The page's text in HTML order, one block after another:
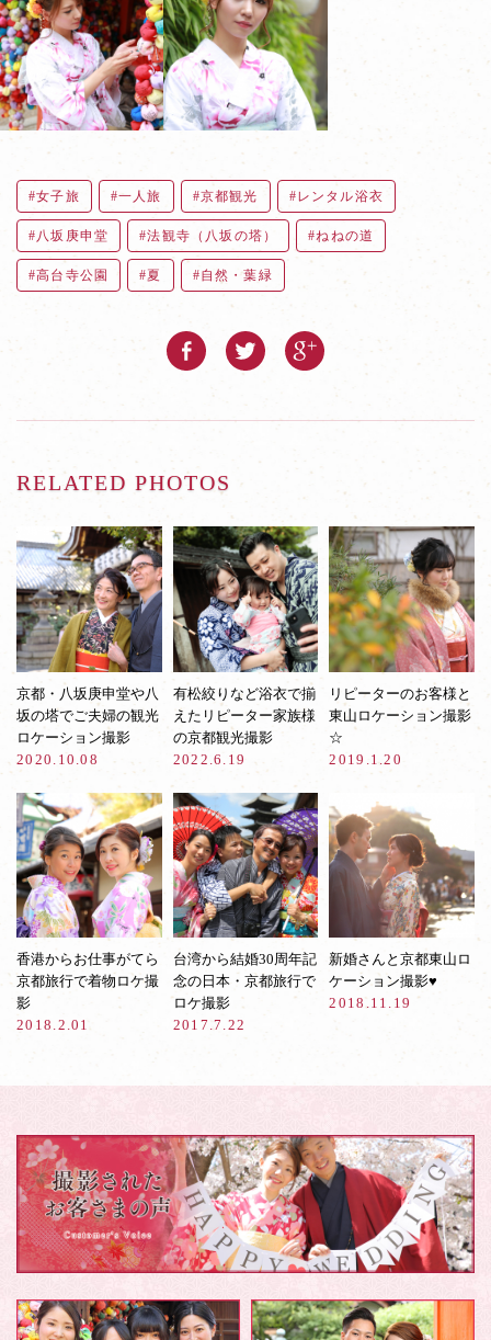
女子旅 一人旅 京都観光 レンタル浴衣
八坂庚申堂 法観寺（八坂の塔） ねねの道
高台寺公園 夏 自然・葉緑
RELATED PHOTOS
京都・八坂庚申堂や八
坂の塔でご夫婦の観光
ロケーション撮影
2020.10.08
有松絞りなど浴衣で揃
えたリピーター家族様
の京都観光撮影
2022.6.19
リピーターのお客様と
東山ロケーション撮影
☆
2019.1.20
香港からお仕事がてら
京都旅行で着物ロケ撮
影
2018.2.01
台湾から結婚30周年記
念の日本・京都旅行で
ロケ撮影
2017.7.22
新婚さんと京都東山ロ
ケーション撮影♥︎
2018.11.19